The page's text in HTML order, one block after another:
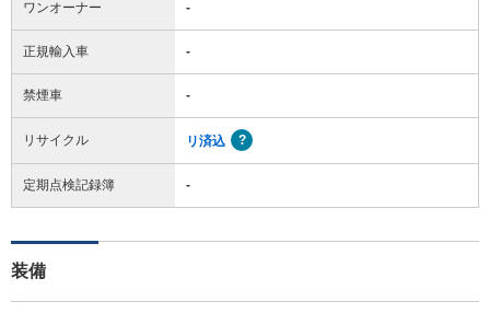
ワンオーナー -
正規輸入車 -
禁煙車 -
リサイクル リ済込
定期点検記録簿 -
装備